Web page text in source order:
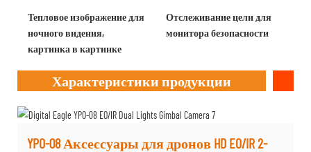
Тепловое изображение для
ночного видения,
картинка в картинке
Отслеживание цели для
монитора безопасности
Характеристики продукции
YPO-08 Аксессуары для дронов HD EO/IR 2-